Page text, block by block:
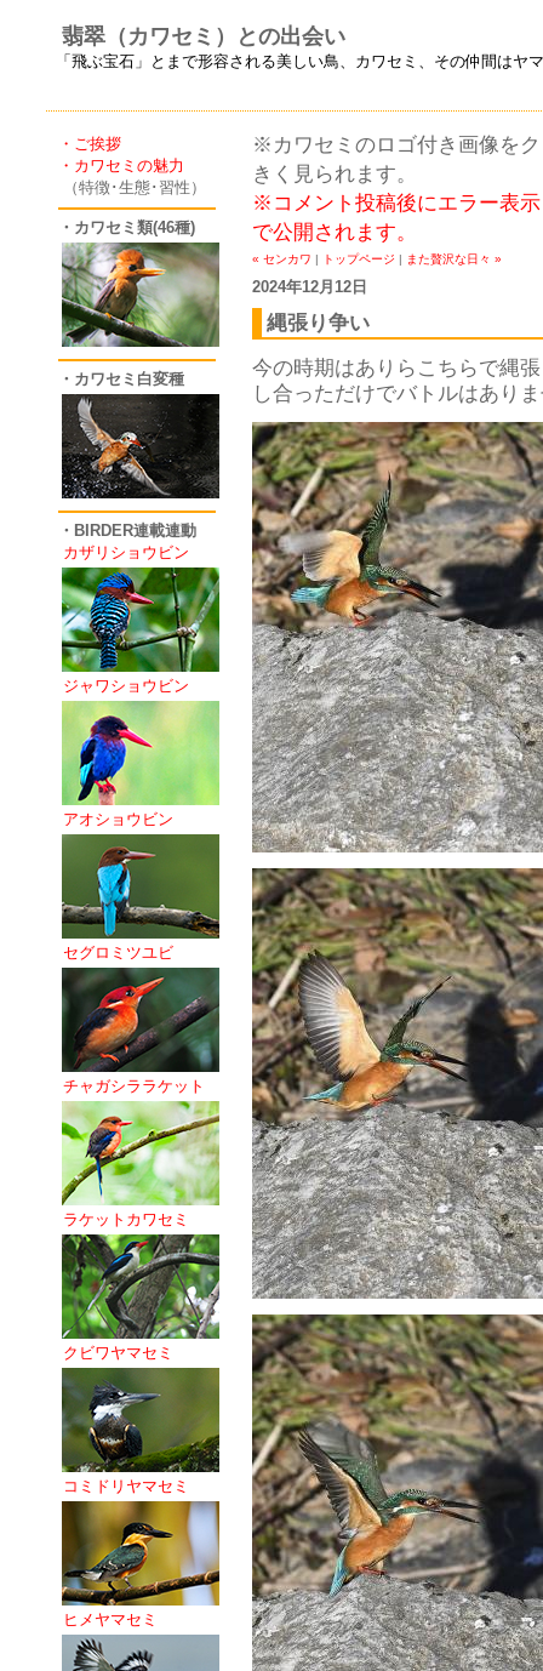
翡翠（カワセミ）との出会い
「飛ぶ宝石」とまで形容される美しい鳥、カワセミ、その仲間は
・ご挨拶
・カワセミの魅力
（特徴･生態･習性）
・カワセミ類(46種)
・カワセミ白変種
・BIRDER連載連動
カザリショウビン
ジャワショウビン
アオショウビン
セグロミツユビ
チャガシララケット
ラケットカワセミ
クビワヤマセミ
コミドリヤマセミ
ヒメヤマセミ
※カワセミのロゴ付き画像を
きく見られます。
※コメント投稿後にエラー表
で公開されます。
« センカワ | トップページ | また贅沢な日々 »
2024年12月12日
縄張り争い
今の時期はありらこちらで縄
し合っただけでバトルはあり